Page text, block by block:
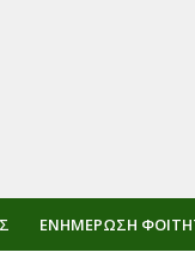
ΕΝΗΜΈΡΩΣΗ